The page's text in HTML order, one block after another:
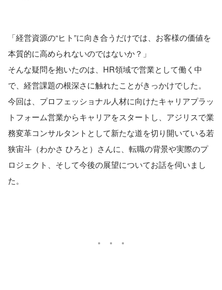
「経営資源の“ヒト”に向き合うだけでは、お客様の価値を
本質的に高められないのではないか？」
そんな疑問を抱いたのは、HR領域で営業として働く中
で、経営課題の根深さに触れたことがきっかけでした。
今回は、プロフェッショナル人材に向けたキャリアプラッ
トフォーム営業からキャリアをスタートし、アジリスで業
務変革コンサルタントとして新たな道を切り開いている若
狭宙斗（わかさ ひろと）さんに、転職の背景や実際のプ
ロジェクト、そして今後の展望についてお話を伺いまし
た。